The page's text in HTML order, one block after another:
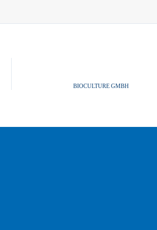
BIOCULTURE GMBH